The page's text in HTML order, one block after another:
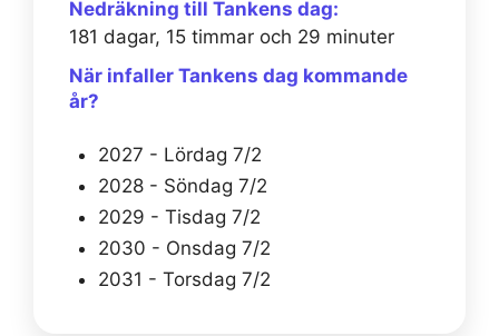
Nedräkning till Tankens dag:
181 dagar, 15 timmar och 29 minuter
När infaller Tankens dag kommande
år?
2027 - Lördag 7/2
2028 - Söndag 7/2
2029 - Tisdag 7/2
2030 - Onsdag 7/2
2031 - Torsdag 7/2